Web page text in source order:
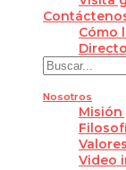
Cómo
Nosotros
Misión
Video